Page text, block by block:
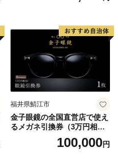
福井県鯖江市
金子眼鏡の全国直営店で使え
るメガネ引換券（3万円相
100,000円